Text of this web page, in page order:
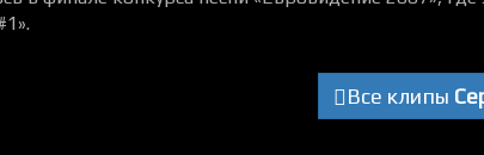
Все клипы